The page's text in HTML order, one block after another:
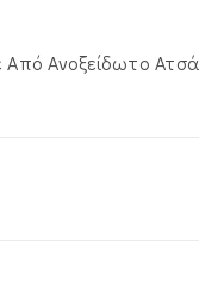
Ανοξείδωτο